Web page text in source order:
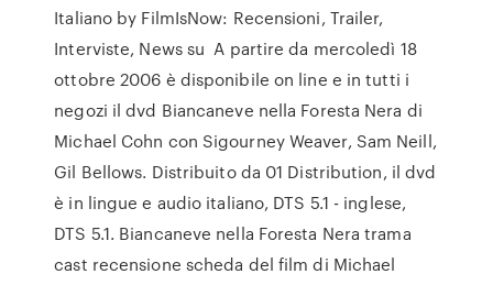
Italiano by FilmIsNow: Recensioni, Trailer,
Interviste, News su A partire da mercoledì 18
ottobre 2006 è disponibile on line e in tutti i
negozi il dvd Biancaneve nella Foresta Nera di
Michael Cohn con Sigourney Weaver, Sam Neill,
Gil Bellows. Distribuito da 01 Distribution, il dvd
è in lingue e audio italiano, DTS 5.1 - inglese,
DTS 5.1. Biancaneve nella Foresta Nera trama
cast recensione scheda del film di Michael